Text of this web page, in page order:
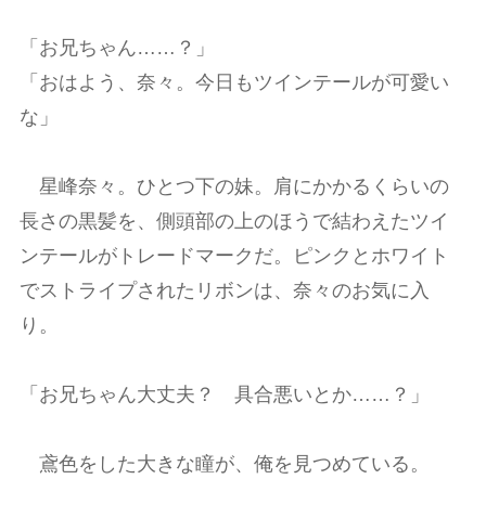
「お兄ちゃん……？」
「おはよう、奈々。今日もツインテールが可愛い
な」
星峰奈々。ひとつ下の妹。肩にかかるくらいの
長さの黒髪を、側頭部の上のほうで結わえたツイ
ンテールがトレードマークだ。ピンクとホワイト
でストライプされたリボンは、奈々のお気に入
り。
「お兄ちゃん大丈夫？ 具合悪いとか……？」
鳶色をした大きな瞳が、俺を見つめている。